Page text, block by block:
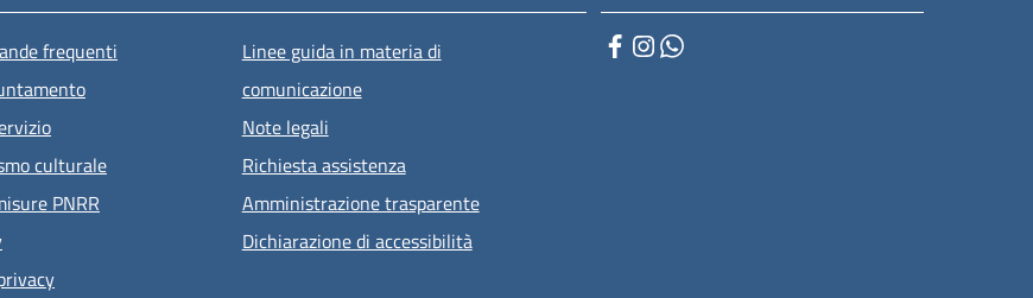
piè di pagina
frequenti
culturale
PNRR
Linee guida in materia di
comunicazione
Note legali
Richiesta assistenza
Amministrazione trasparente
Dichiarazione di accessibilità
Facebook
Instagram